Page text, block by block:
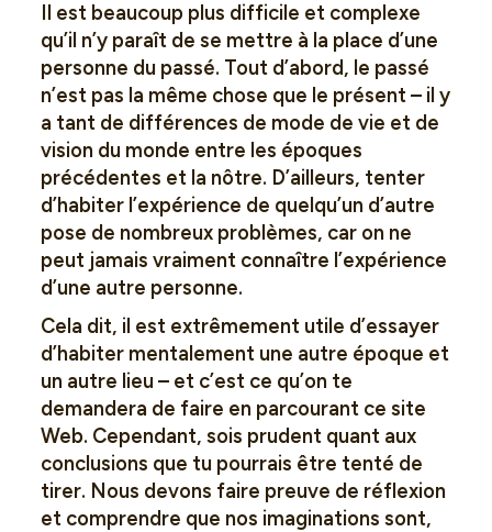
Il est beaucoup plus difficile et complexe
qu’il n’y paraît de se mettre à la place d’une
personne du passé. Tout d’abord, le passé
n’est pas la même chose que le présent – il y
a tant de différences de mode de vie et de
vision du monde entre les époques
précédentes et la nôtre. D’ailleurs, tenter
d’habiter l’expérience de quelqu’un d’autre
pose de nombreux problèmes, car on ne
peut jamais vraiment connaître l’expérience
d’une autre personne.
Cela dit, il est extrêmement utile d’essayer
d’habiter mentalement une autre époque et
un autre lieu – et c’est ce qu’on te
demandera de faire en parcourant ce site
Web. Cependant, sois prudent quant aux
conclusions que tu pourrais être tenté de
tirer. Nous devons faire preuve de réflexion
et comprendre que nos imaginations sont,